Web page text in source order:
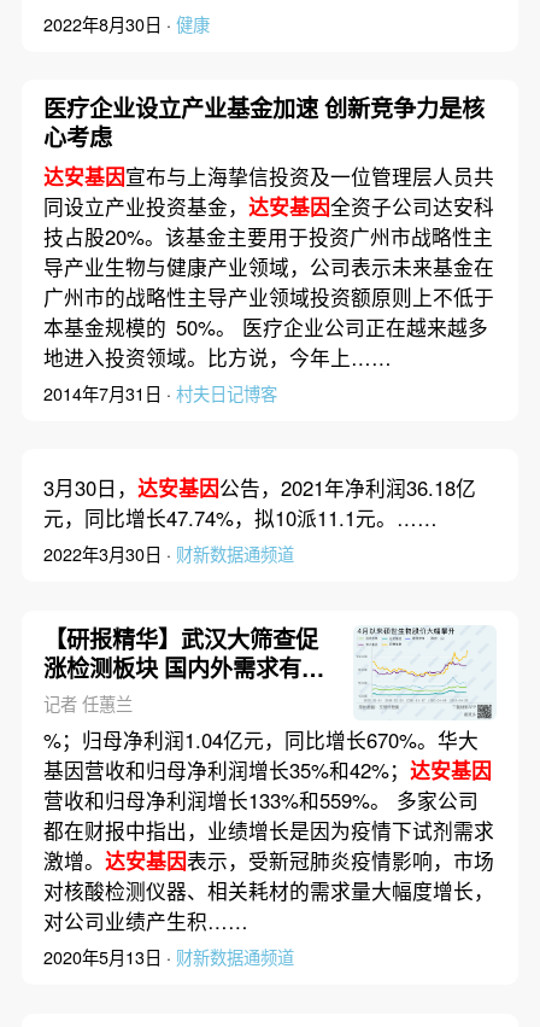
2022年8月30日 · 健康
医疗企业设立产业基金加速 创新竞争力是核
心考虑
达安基因宣布与上海挚信投资及一位管理层人员共
同设立产业投资基金， 达安基因全资子公司达安科
技占股20%。该基金主要用于投资广州市战略性主
导产业生物与健康产业领域，公司表示未来基金在
广州市的战略性主导产业领域投资额原则上不低于
本基金规模的 50%。 医疗企业公司正在越来越多
地进入投资领域。比方说，今年上……
2014年7月31日 · 村夫日记博客
3月30日， 达安基因公告，2021年净利润36.18亿
元，同比增长47.74%，拟10派11.1元。……
2022年3月30日 · 财新数据通频道
【研报精华】武汉大筛查促
涨检测板块 国内外需求有无
持续性？
记者 任蕙兰
%；归母净利润1.04亿元，同比增长670%。华大
基因营收和归母净利润增长35%和42%； 达安基因
营收和归母净利润增长133%和559%。 多家公司
都在财报中指出，业绩增长是因为疫情下试剂需求
激增。 达安基因表示，受新冠肺炎疫情影响，市场
对核酸检测仪器、相关耗材的需求量大幅度增长，
对公司业绩产生积……
2020年5月13日 · 财新数据通频道